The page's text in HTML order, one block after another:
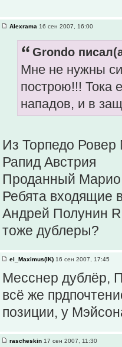
Alexrama 16 сен 2007, 16:00
Grondo
Мне не нужны
построю!!! Тока
нападов, и в
Из Торпедо
Рапид Австрия
Проданный Марио
Ребята входящие
Андрей Полунин
тоже дублеры?
el_Maximus(IK) 16 сен 2007, 17:45
Месснер дублёр,
всё же
позиции, у
rascheskin 17 сен 2007, 11:30